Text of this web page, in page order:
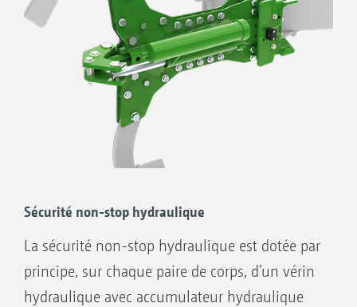
Sécurité non-stop hydraulique
La sécurité non-stop hydraulique est dotée par
principe, sur chaque paire de corps, d’un vérin
hydraulique avec accumulateur hydraulique